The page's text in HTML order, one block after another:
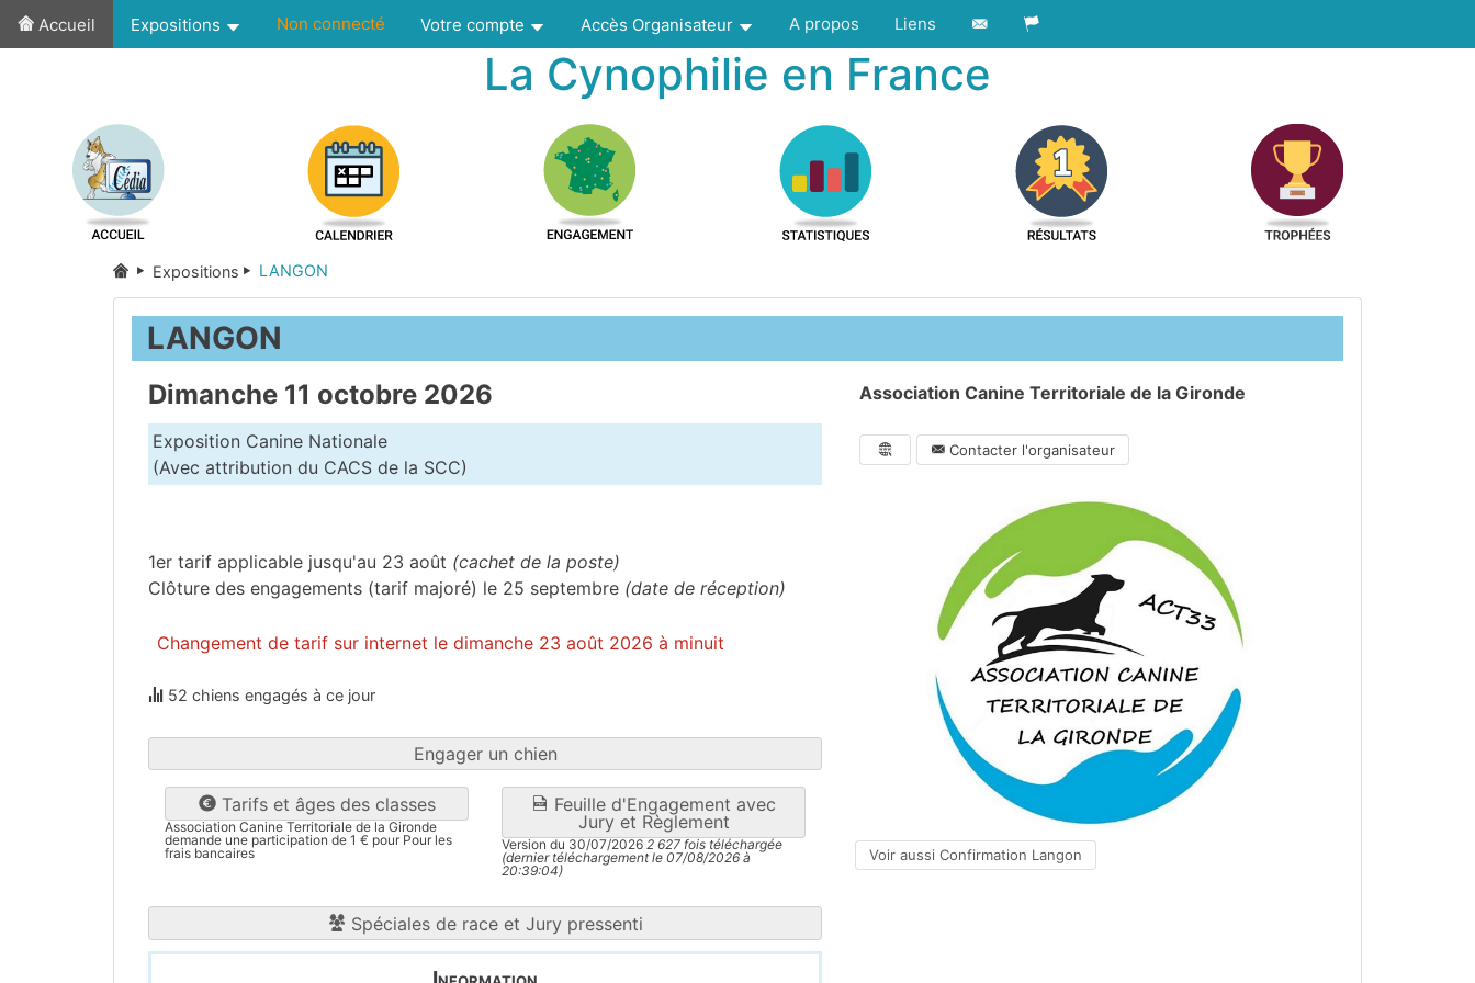
Accueil Expositions Non connecté Votre compte Accès Organisateur A propos Liens
La Cynophilie en France
Expositions LANGON
LANGON
Dimanche 11 octobre 2026
Exposition Canine Nationale
(Avec attribution du CACS de la SCC)
1er tarif applicable jusqu'au 23 août (cachet de la poste)
Clôture des engagements (tarif majoré) le 25 septembre (date de réception)
Changement de tarif sur internet le dimanche 23 août 2026 à minuit
52 chiens engagés à ce jour
Engager un chien
Tarifs et âges des classes
Association Canine Territoriale de la Gironde
demande une participation de 1 € pour Pour les
frais bancaires
Feuille d'Engagement avec
Jury et Règlement
Version du 30/07/2026 2 627 fois téléchargée
(dernier téléchargement le 07/08/2026 à
20:39:04)
Spéciales de race et Jury pressenti
Association Canine Territoriale de la Gironde
Contacter l'organisateur
Voir aussi Confirmation Langon